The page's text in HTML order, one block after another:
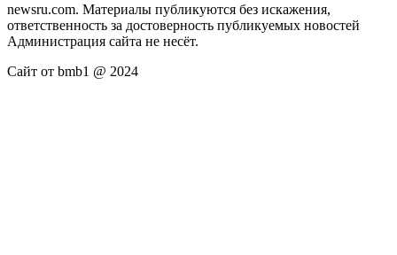
newsru.com. Материалы публикуются без искажения,
ответственность за достоверность публикуемых новостей
Администрация сайта не несёт.
Сайт от bmb1 @ 2024